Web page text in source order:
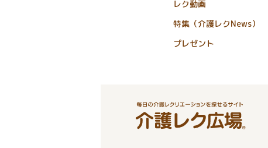
レク動画
特集（介護レクNews）
プレゼント